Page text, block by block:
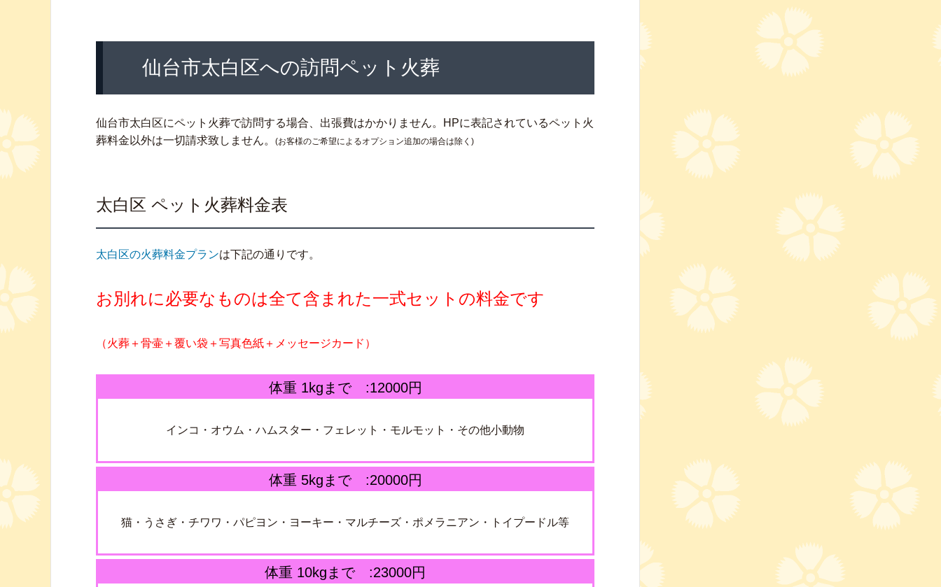
仙台市太白区への訪問ペット火葬
仙台市太白区にペット火葬で訪問する場合、出張費はかかりません。HPに表記されているペット火
葬料金以外は一切請求致しません。
(お客様のご希望によるオプション追加の場合は除く)
太白区 ペット火葬料金表
太白区の火葬料金プランは下記の通りです。
お別れに必要なものは全て含まれた一式セットの料金です
（火葬＋骨壷＋覆い袋＋写真色紙＋メッセージカード）
体重 1kgまで :12000円
インコ・オウム・ハムスター・フェレット・モルモット・その他小動物
体重 5kgまで :20000円
猫・うさぎ・チワワ・パピヨン・ヨーキー・マルチーズ・ポメラニアン・トイプードル等
体重 10kgまで :23000円